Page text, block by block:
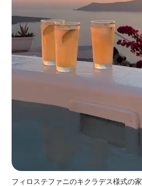
フィロステファニのキクラデス様式の家